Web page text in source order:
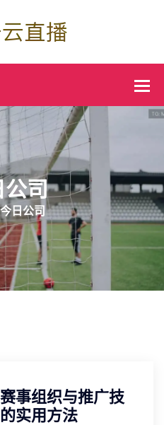
公司
今日公司
事组织与推广技
实用方法